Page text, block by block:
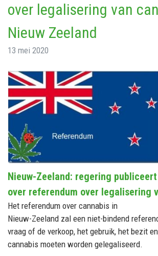
over legalisering van
Nieuw Zeeland
13 mei 2020
Nieuw-Zeeland: regering
over referendum over legalisering
Het referendum over cannabis in
Nieuw-Zeeland zal een niet-bindend
vraag of de verkoop, het gebruik, het bezit
cannabis moeten worden gelegaliseerd.